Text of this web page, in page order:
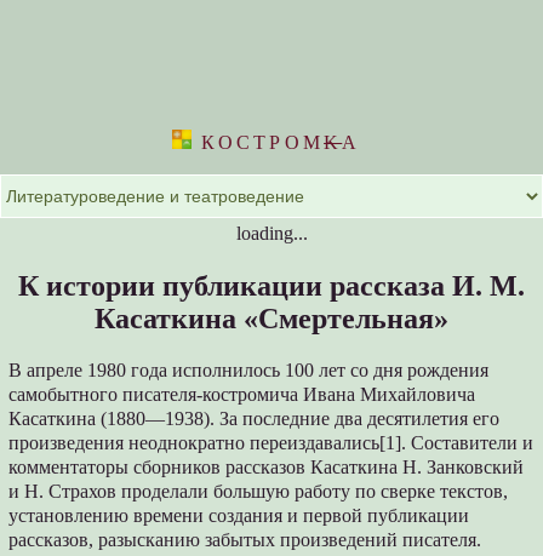
КОСТРОМKА
loading...
К истории публикации рассказа И. М.
Касаткина «Смертельная»
В апреле 1980 года исполнилось 100 лет со дня рождения
самобытного писателя-костромича Ивана Михайловича
Касаткина (1880—1938). За последние два десятилетия его
произведения неоднократно переиздавались[1]. Составители и
комментаторы сборников рассказов Касаткина Н. Занковский
и Н. Страхов проделали большую работу по сверке текстов,
установлению времени создания и первой публикации
рассказов, разысканию забытых произведений писателя.